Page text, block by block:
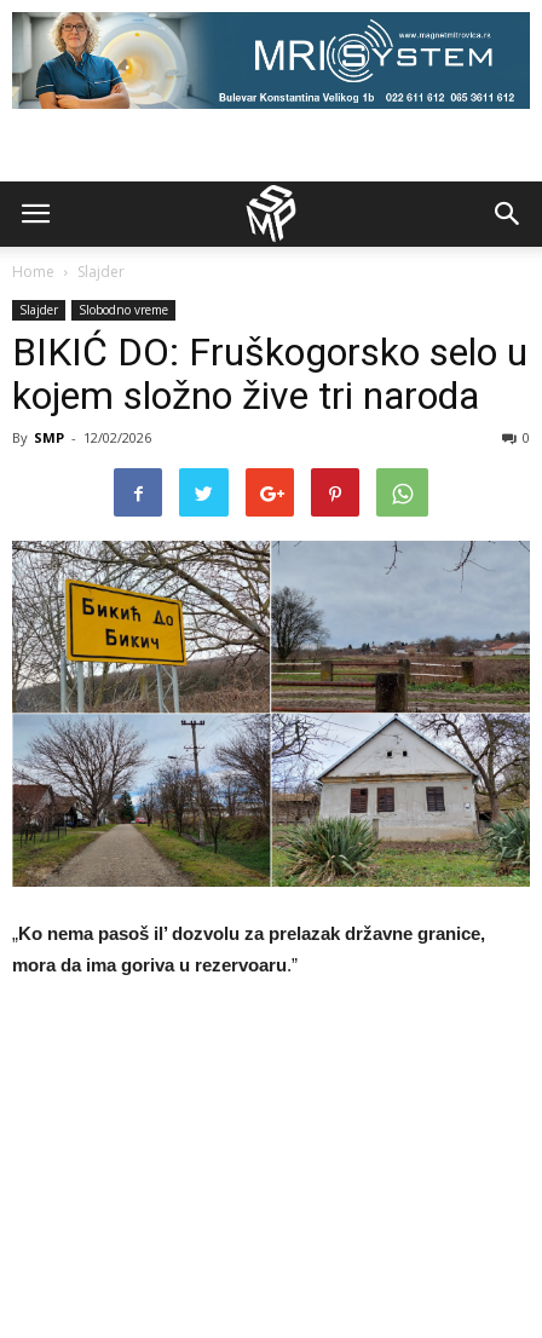
Home Slajder
Slajder Slobodno vreme
BIKIĆ DO: Fruškogorsko selo u
kojem složno žive tri naroda
By SMP - 12/02/2026 0
„Ko nema pasoš il’ dozvolu za prelazak državne granice,
mora da ima goriva u rezervoaru.”